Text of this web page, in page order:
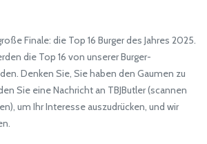
Finale: die Top 16 Burger des Jahres 2025.
die Top 16 von unserer Burger-
Denken Sie, Sie haben den Gaumen zu
Sie eine Nachricht an TBJButler (scannen
um Ihr Interesse auszudrücken, und wir